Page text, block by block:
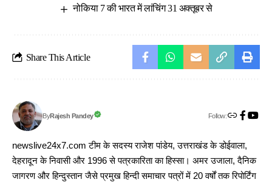
नोकिया 7 की भारत में लांचिंग 31 अक्तूबर से
Share This Article
ByRajesh Pandey Follow:
newslive24x7.com टीम के सदस्य राजेश पांडेय, उत्तराखंड के डोईवाला,
देहरादून के निवासी और 1996 से पत्रकारिता का हिस्सा। अमर उजाला, दैनिक
जागरण और हिन्दुस्तान जैसे प्रमुख हिन्दी समाचार पत्रों में 20 वर्षों तक रिपोर्टिंग